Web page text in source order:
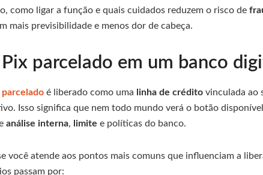
como ligar a função e quais cuidados reduzem o risco de
mais previsibilidade e menos dor de cabeça.
parcelado em um banco
parcelado é liberado como uma linha de crédito vinculada ao
Isso significa que nem todo mundo verá o botão
análise interna, limite e políticas do banco.
você atende aos pontos mais comuns que influenciam a
passam por: